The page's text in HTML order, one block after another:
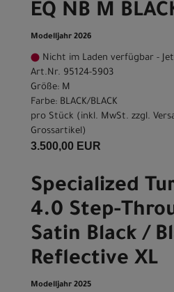
EQ NB M
Modelljahr 2026
Nicht im Laden verfügbar -
Art.Nr. 95124-5903
Größe: M
Farbe: BLACK/BLACK
pro Stück (inkl. MwSt. zzgl.
Grossartikel)
3.500,00 EUR
Specialized
4.0 Step-
Satin Black /
Reflective XL
Modelljahr 2025